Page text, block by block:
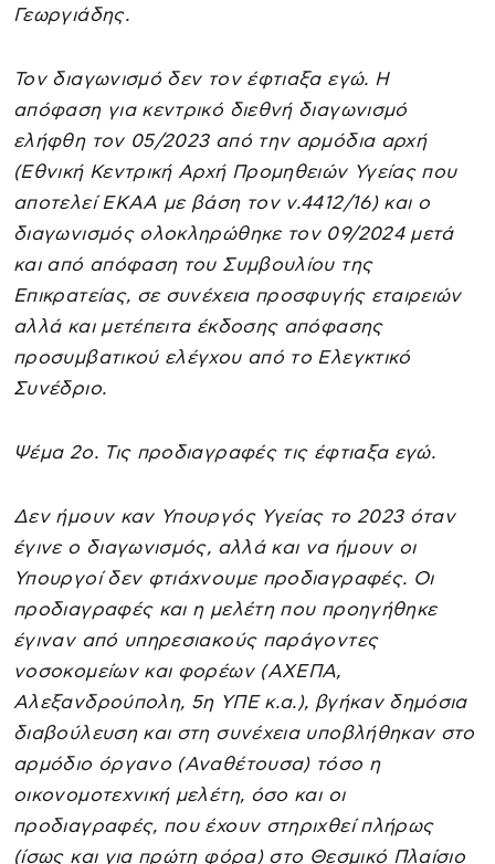
Γεωργιάδης.
Τον διαγωνισμό δεν τον έφτιαξα εγώ. Η
απόφαση για κεντρικό διεθνή διαγωνισμό
ελήφθη τον 05/2023 από την αρμόδια αρχή
(Εθνική Κεντρική Αρχή Προμηθειών Υγείας που
αποτελεί ΕΚΑΑ με βάση τον ν.4412/16) και ο
διαγωνισμός ολοκληρώθηκε τον 09/2024 μετά
και από απόφαση του Συμβουλίου της
Επικρατείας, σε συνέχεια προσφυγής εταιρειών
αλλά και μετέπειτα έκδοσης απόφασης
προσυμβατικού ελέγχου από το Ελεγκτικό
Συνέδριο.
Ψέμα 2ο. Τις προδιαγραφές τις έφτιαξα εγώ.
Δεν ήμουν καν Υπουργός Υγείας το 2023 όταν
έγινε ο διαγωνισμός, αλλά και να ήμουν οι
Υπουργοί δεν φτιάχνουμε προδιαγραφές. Οι
προδιαγραφές και η μελέτη που προηγήθηκε
έγιναν από υπηρεσιακούς παράγοντες
νοσοκομείων και φορέων (ΑΧΕΠΑ,
Αλεξανδρούπολη, 5η ΥΠΕ κ.α.), βγήκαν δημόσια
διαβούλευση και στη συνέχεια υποβλήθηκαν στο
αρμόδιο όργανο (Αναθέτουσα) τόσο η
οικονομοτεχνική μελέτη, όσο και οι
προδιαγραφές, που έχουν στηριχθεί πλήρως
(ίσως και για πρώτη φόρα) στο Θεσμικό Πλαίσιο